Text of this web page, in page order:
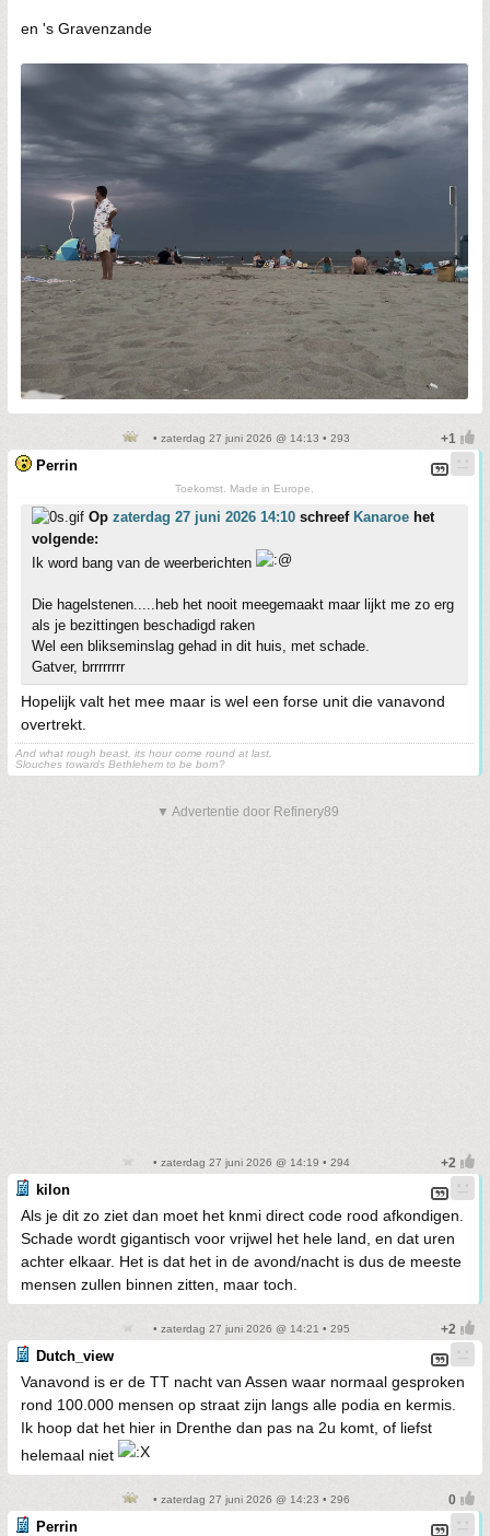
en 's Gravenzande
• zaterdag 27 juni 2026 @ 14:13 • 293
Perrin
Toekomst. Made in Europe.
Op zaterdag 27 juni 2026 14:10 schreef Kanaroe het
volgende:
Ik word bang van de weerberichten
Die hagelstenen.....heb het nooit meegemaakt maar lijkt me zo erg
als je bezittingen beschadigd raken
Wel een blikseminslag gehad in dit huis, met schade.
Gatver, brrrrrrrr
Hopelijk valt het mee maar is wel een forse unit die vanavond
overtrekt.
And what rough beast, its hour come round at last,
Slouches towards Bethlehem to be born?
▼ Advertentie door Refinery89
• zaterdag 27 juni 2026 @ 14:19 • 294
kilon
Als je dit zo ziet dan moet het knmi direct code rood afkondigen.
Schade wordt gigantisch voor vrijwel het hele land, en dat uren
achter elkaar. Het is dat het in de avond/nacht is dus de meeste
mensen zullen binnen zitten, maar toch.
• zaterdag 27 juni 2026 @ 14:21 • 295
Dutch_view
Vanavond is er de TT nacht van Assen waar normaal gesproken
rond 100.000 mensen op straat zijn langs alle podia en kermis.
Ik hoop dat het hier in Drenthe dan pas na 2u komt, of liefst
helemaal niet
• zaterdag 27 juni 2026 @ 14:23 • 296
Perrin